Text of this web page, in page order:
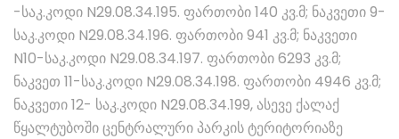
-საკ.კოდი N29.08.34.195. ფართობი 140 კვ.მ; ნაკვეთი 9-
საკ.კოდი N29.08.34.196. ფართობი 941 კვ.მ; ნაკვეთი
N10-საკ.კოდი N29.08.34.197. ფართობი 6293 კვ.მ;
ნაკვეთ 11-საკ.კოდი N29.08.34.198. ფართობი 4946 კვ.მ;
ნაკვეთი 12- საკ.კოდი N29.08.34.199, ასევე ქალაქ
წყალტუბოში ცენტრალური პარკის ტერიტორიაზე